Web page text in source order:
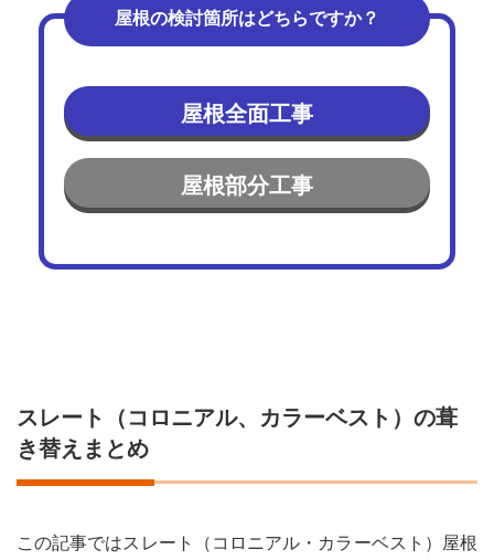
屋根の検討箇所はどちらですか？
屋根全面工事
屋根部分工事
スレート（コロニアル、カラーベスト）の葺
き替えまとめ
この記事ではスレート（コロニアル・カラーベスト）屋根